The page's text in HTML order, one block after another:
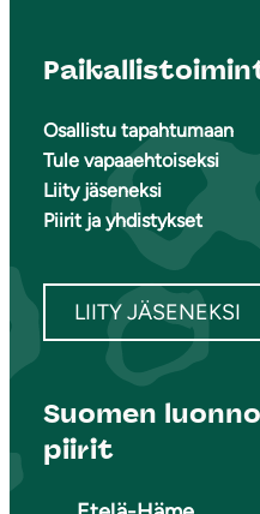
Osallistu tapahtumaan
Tule vapaaehtoiseksi
Liity jäseneksi
Piirit ja yhdistykset
LIITY JÄSENEKSI
Suomen
piirit